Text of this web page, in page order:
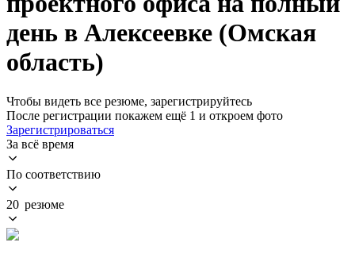
день в Алексеевке (Омская
область)
Чтобы видеть все резюме, зарегистрируйтесь
После регистрации покажем ещё 1 и откроем фото
Зарегистрироваться
За всё время
По соответствию
20 резюме